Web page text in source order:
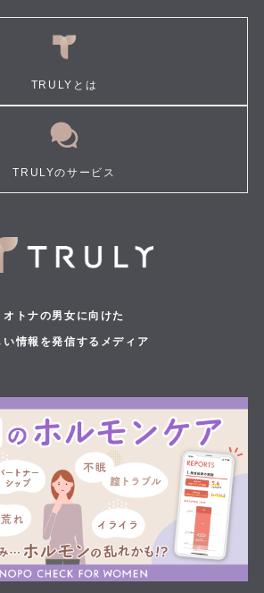
TRULYとは
TRULYのサービス
オトナの男女に向けた
い情報を発信するメディア